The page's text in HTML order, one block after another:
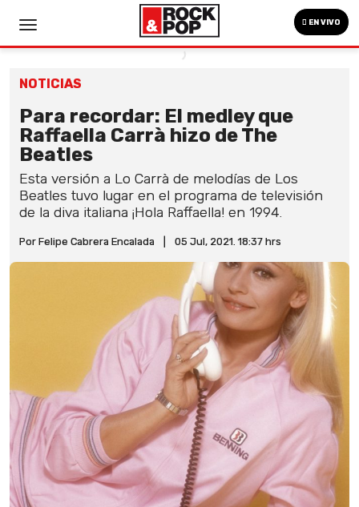
EN VIVO
NOTICIAS
Para recordar: El medley que
Raffaella Carrà hizo de The
Beatles
Esta versión a Lo Carrà de melodías de Los
Beatles tuvo lugar en el programa de televisión
de la diva italiana ¡Hola Raffaella! en 1994.
Por Felipe Cabrera Encalada 05 Jul, 2021. 18:37 hrs